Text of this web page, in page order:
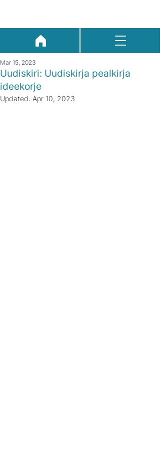
Uudiskiri: Uudiskirja pealkirja
ideekorje
Mar 15, 2023
Updated: Apr 10, 2023